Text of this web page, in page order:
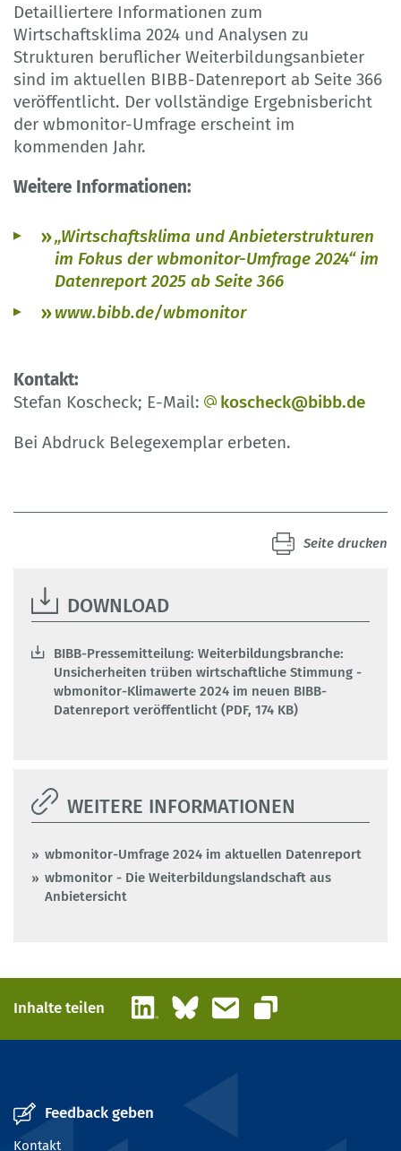
Detailliertere Informationen zum
Wirtschaftsklima 2024 und Analysen zu
Strukturen beruflicher Weiterbildungsanbieter
sind im aktuellen BIBB-Datenreport ab Seite 366
veröffentlicht. Der vollständige Ergebnisbericht
der wbmonitor-Umfrage erscheint im
kommenden Jahr.
Weitere Informationen:
„Wirtschaftsklima und Anbieterstrukturen
im Fokus der wbmonitor-Umfrage 2024“ im
Datenreport 2025 ab Seite 366
www.bibb.de/wbmonitor
Kontakt:
Stefan Koscheck; E-Mail:
koscheck@bibb.de
Bei Abdruck Belegexemplar erbeten.
Seite drucken
DOWNLOAD
BIBB-Pressemitteilung: Weiterbildungsbranche:
Unsicherheiten trüben wirtschaftliche Stimmung -
wbmonitor-Klimawerte 2024 im neuen BIBB-
Datenreport veröffentlicht (PDF, 174 KB)
WEITERE INFORMATIONEN
wbmonitor-Umfrage 2024 im aktuellen Datenreport
wbmonitor - Die Weiterbildungslandschaft aus
Anbietersicht
Inhalte teilen LinkedInBlueskyE-Mail
Link kopieren
Feedback geben
Kontakt